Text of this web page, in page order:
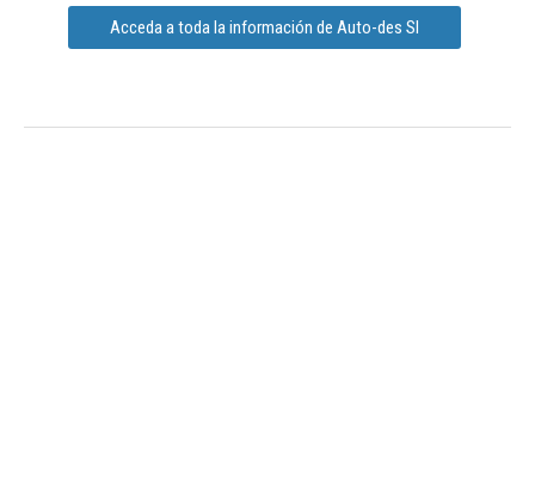
Acceda a toda la información de Auto-des Sl